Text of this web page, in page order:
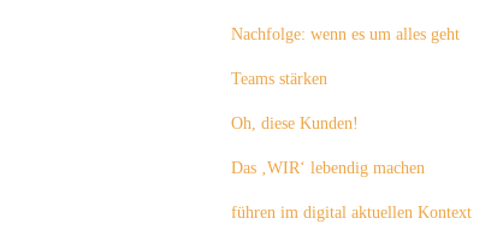
Nachfolge: wenn es um alles geht
Teams stärken
Oh, diese Kunden!
Das ‚WIR‘ lebendig machen
führen im digital aktuellen Kontext